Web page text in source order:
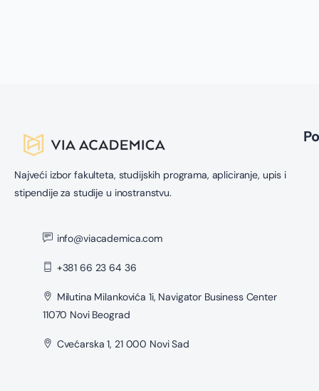
Najveći izbor fakulteta, studijskih programa, apliciranje, upis i
stipendije za studije u inostranstvu.
info@viacademica.com
+381 66 23 64 36
Milutina Milankovića 1i, Navigator Business Center
11070 Novi Beograd
Cvećarska 1, 21 000 Novi Sad